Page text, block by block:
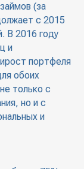
(за
с 2015
В 2016 году
и
портфеля
обоих
только с
но и с
и